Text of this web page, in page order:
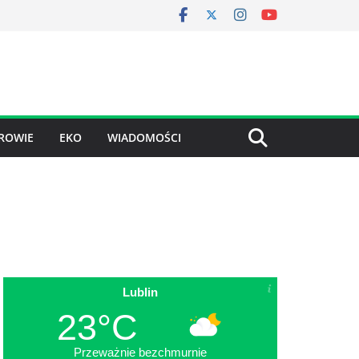
EKO WIADOMOŚCI
Lublin
23°C
Przeważnie bezchmurnie